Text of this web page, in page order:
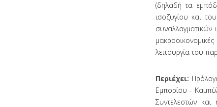
(δηλαδή τα
ισοζυγίου και
συναλλαγματικών
λειτουργία του
Περιέχει:
Εμπορίου -
Συντελεστών και